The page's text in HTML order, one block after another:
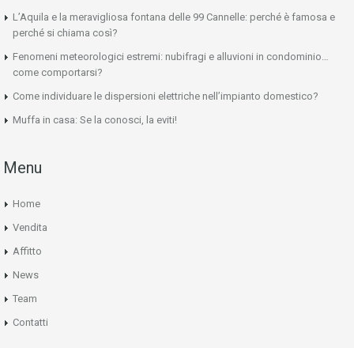
L’Aquila e la meravigliosa fontana delle 99 Cannelle: perché è famosa e
perché si chiama così?
Fenomeni meteorologici estremi: nubifragi e alluvioni in condominio…
come comportarsi?
Come individuare le dispersioni elettriche nell’impianto domestico?
Muffa in casa: Se la conosci, la eviti!
Menu
Home
Vendita
Affitto
News
Team
Contatti